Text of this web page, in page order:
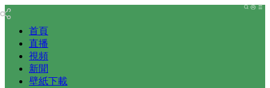
首頁
直播
視頻
新聞
壁紙下載